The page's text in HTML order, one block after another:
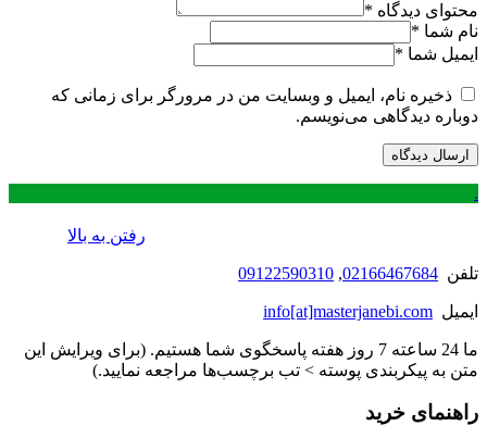
محتوای دیدگاه *
نام شما *
ایمیل شما *
ذخیره نام، ایمیل و وبسایت من در مرورگر برای زمانی که
دوباره دیدگاهی می‌نویسم.
.
رفتن به بالا
تلفن 02166467684
,
09122590310
ایمیل info[at]masterjanebi.com
ما 24 ساعته 7 روز هفته پاسخگوی شما هستیم. (برای ویرایش این
متن به پیکربندی پوسته > تب برچسب‌ها مراجعه نمایید.)
راهنمای خرید